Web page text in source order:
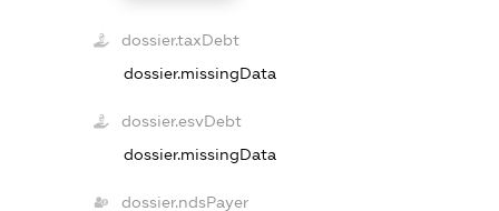
dossier.taxDebt
dossier.missingData
dossier.esvDebt
dossier.missingData
dossier.ndsPayer